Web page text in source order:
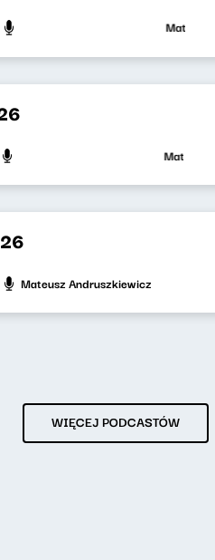
Mateusz
Mateusz
Mateusz Andruszkiewicz
WIĘCEJ PODCASTÓW